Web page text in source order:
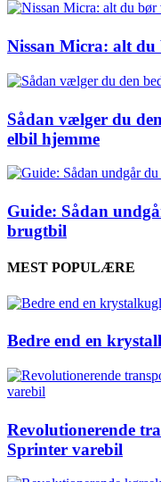
Nissan Micra: alt
Sådan vælger du
elbil hjemme
Guide: Sådan
brugtbil
MEST POPULÆRE
Bedre end en
Revolutionerende
Sprinter varebil